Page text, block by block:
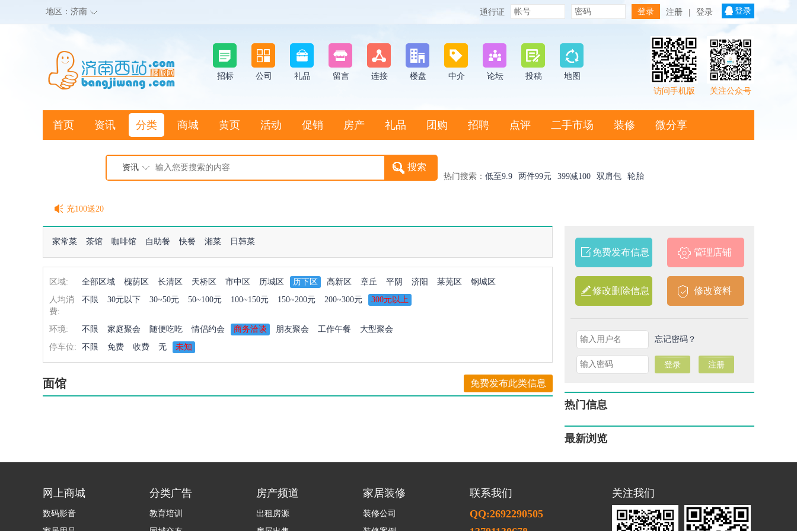
地区： 济南 通行证 注册 登录 登录
招标 公司 礼品 留言 连接 楼盘 中介 论坛 投稿
地图
关注公众号
访问手机版
首页 资讯 分类 商城 黄页 活动 促销 房产 礼品 团购 招聘 点评 二手市场 装修 微分享
资讯
热门搜索： 低至9.9 两件99元 399减100 双肩包 轮胎
棒极网点卡充值请联系客服
充100送20
家常菜 茶馆 咖啡馆 自助餐 快餐 湘菜 日韩菜
区域: 全部区域 槐荫区 长清区 天桥区 市中区 历城区 历下区 高新区 章丘 平阴 济阳 莱芜区
钢城区
人均消
费:
不限 30元以下 30~50元 50~100元 100~150元 150~200元 200~300元 300元以上
环境: 不限 家庭聚会 随便吃吃 情侣约会 商务洽谈 朋友聚会 工作午餐
大型聚会
停车位:
不限 免费 收费 无 未知
面馆 免费发布此类信息
免费发布信息 管理店铺
修改删除信息 修改资料
忘记密码？
热门信息
最新浏览
网上商城
数码影音
分类广告
教育培训
房产频道
出租房源
家居装修
装修公司
联系我们
QQ:2692290505
关注我们